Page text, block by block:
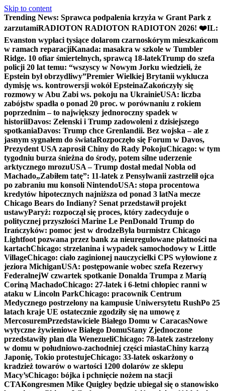
Skip to content
Trending News: Sprawca podpalenia krzyża w Grant Park z
zarzutamiRADIOTON RADIOTON RADIOTON 2026! ❤️IL:
Evanston wypłaci tysiące dolarom czarnoskórym mieszkańcom
w ramach reparacjiKanada: masakra w szkole w Tumbler
Ridge. 10 ofiar śmiertelnych, sprawcą 18-latekTrump do szefa
policji 20 lat temu: “wszyscy w Nowym Jorku wiedzieli, że
Epstein był obrzydliwy”Premier Wielkiej Brytanii wyklucza
dymisję ws. kontrowersji wokół EpsteinaZakończyły się
rozmowy w Abu Zabi ws. pokoju na UkrainieUSA: liczba
zabójstw spadła o ponad 20 proc. w porównaniu z rokiem
poprzednim – to największy jednoroczny spadek w
historiiDavos: Zełenski i Trump zadowoleni z dzisiejszego
spotkaniaDavos: Trump chce Grenlandii. Bez wojska – ale z
jasnym sygnałem do świataRozpoczęło się Forum w Davos,
Prezydent USA zaprosił Chiny do Rady PokojuChicago: w tym
tygodniu burza śnieżna do środy, potem silne uderzenie
arktycznego mrozuUSA – Trump dostał medal Nobla od
Machado„Zabiłem tatę”: 11-latek z Pensylwanii zastrzelił ojca
po zabraniu mu konsoli NintendoUSA: stopa procentowa
kredytów hipotecznych najniższa od ponad 3 latNa mecze
Chicago Bears do Indiany? Senat przedstawił projekt
ustawyParyż: rozpoczął się proces, który zadecyduje o
politycznej przyszłości Marine Le PenDonald Trump do
Irańczyków: pomoc jest w drodzeByła burmistrz Chicago
Lightfoot pozwana przez bank za nieuregulowane płatności na
kartachChicago: strzelanina i wypadek samochodowy w Little
VillageChicago: ciało zaginionej nauczycielki CPS wyłowione z
jeziora MichiganUSA: postępowanie wobec szefa Rezerwy
FederalnejW czwartek spotkanie Donalda Trumpa z Maríą
Coriną MachadoChicago: 27-latek i 6-letni chłopiec ranni w
ataku w Lincoln ParkChicago: pracownik Centrum
Medycznego postrzelony na kampusie Uniwersytetu RushPo 25
latach kraje UE ostatecznie zgodziły się na umowę z
MercosuremPrzedstawiciele Białego Domu w CaracasNowe
wytyczne żywieniowe Białego DomuStany Zjednoczone
przedstawiły plan dla WenezueliChicago: 78-latek zastrzelony
w domu w południowo-zachodniej części miastaChiny karzą
Japonię, Tokio protestujeChicago: 33-latek oskarżony o
kradzież towarów o wartości 1200 dolarów ze sklepu
Macy’sChicago: bójka i pchnięcie nożem na stacji
CTAKongresmen Mike Quigley będzie ubiegał się o stanowisko